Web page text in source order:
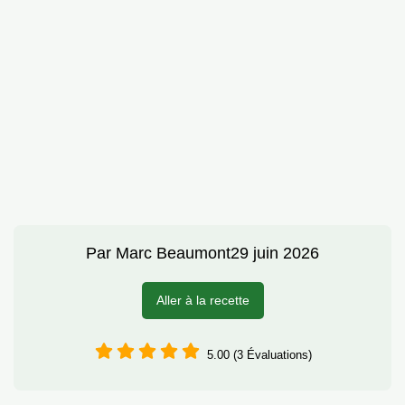
Par Marc Beaumont29 juin 2026
Aller à la recette
5.00 (3 Évaluations)